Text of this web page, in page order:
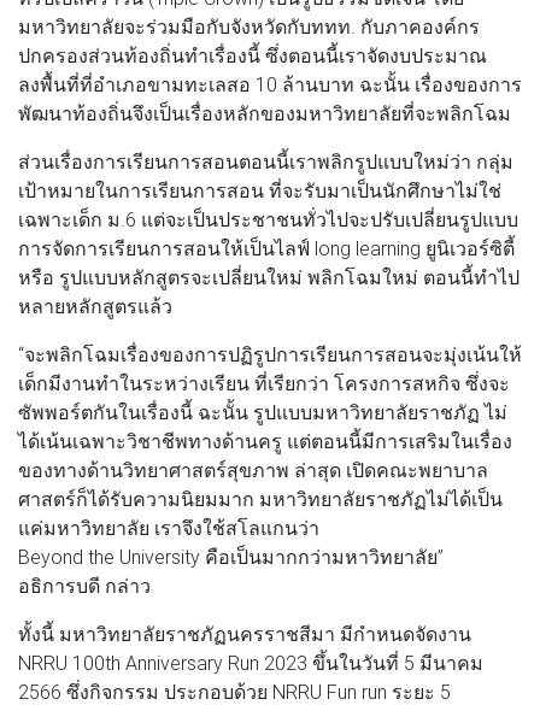
มหาวิทยาลัยจะร่วมมือกับจังหวัดกับททท. กับภาคองค์กร
ปกครองส่วนท้องถิ่นทําเรื่องนี้ ซึ่งตอนนี้เราจัดงบประมาณ
ลงพื้นที่ที่อำเภอขามทะเลสอ 10 ล้านบาท ฉะนั้น เรื่องของการ
พัฒนาท้องถิ่นจึงเป็นเรื่องหลักของมหาวิทยาลัยที่จะพลิกโฉม
ส่วนเรื่องการเรียนการสอนตอนนี้เราพลิกรูปแบบใหม่ว่า กลุ่ม
เป้าหมายในการเรียนการสอน ที่จะรับมาเป็นนักศึกษาไม่ใช่
เฉพาะเด็ก ม.6 แต่จะเป็นประชาชนทั่วไปจะปรับเปลี่ยนรูปแบบ
การจัดการเรียนการสอนให้เป็นไลฟ์ long learning ยูนิเวอร์ซิตี้
หรือ รูปแบบหลักสูตรจะเปลี่ยนใหม่ พลิกโฉมใหม่ ตอนนี้ทําไป
หลายหลักสูตรแล้ว
“จะพลิกโฉมเรื่องของการปฏิรูปการเรียนการสอนจะมุ่งเน้นให้
เด็กมีงานทําในระหว่างเรียน ที่เรียกว่า โครงการสหกิจ ซึ่งจะ
ซัพพอร์ตกันในเรื่องนี้ ฉะนั้น รูปแบบมหาวิทยาลัยราชภัฏ ไม่
ได้เน้นเฉพาะวิชาชีพทางด้านครู แต่ตอนนี้มีการเสริมในเรื่อง
ของทางด้านวิทยาศาสตร์สุขภาพ ล่าสุด เปิดคณะพยาบาล
ศาสตร์ก็ได้รับความนิยมมาก มหาวิทยาลัยราชภัฏไม่ได้เป็น
แค่มหาวิทยาลัย เราจึงใช้สโลแกนว่า
Beyond the University คือเป็นมากกว่ามหาวิทยาลัย”
อธิการบดี กล่าว
ทั้งนี้ มหาวิทยาลัยราชภัฏนครราชสีมา มีกำหนดจัดงาน
NRRU 100th Anniversary Run 2023 ขึ้นในวันที่ 5 มีนาคม
2566 ซึ่งกิจกรรม ประกอบด้วย NRRU Fun run ระยะ 5